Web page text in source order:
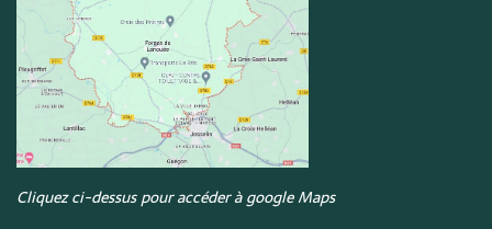
Cliquez ci-dessus pour accéder à google Maps